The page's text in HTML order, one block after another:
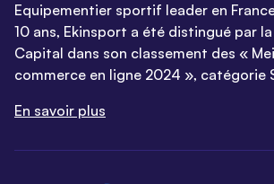
Equipementier sportif leader en
10 ans, Ekinsport a été distingué par
Capital dans son classement des «
commerce en ligne 2024 », catégorie
En savoir plus